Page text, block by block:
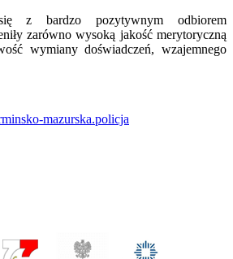
z bardzo pozytywnym odbiorem
zarówno wysoką jakość merytoryczną
wymiany doświadczeń, wzajemnego
mazurska.policja